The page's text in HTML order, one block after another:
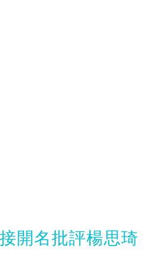
開名批評楊思琦